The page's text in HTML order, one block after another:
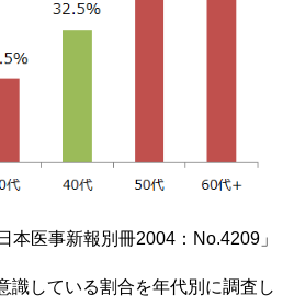
本医事新報別冊2004：No.4209」
識している割合を年代別に調査し